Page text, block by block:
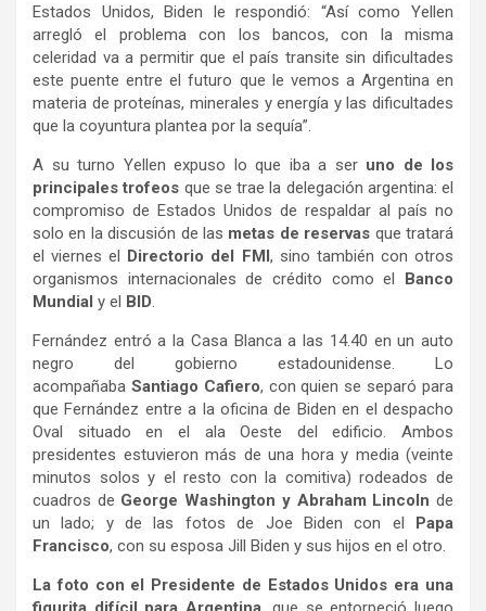
Estados Unidos, Biden le respondió: “Así como Yellen
arregló el problema con los bancos, con la misma
celeridad va a permitir que el país transite sin dificultades
este puente entre el futuro que le vemos a Argentina en
materia de proteínas, minerales y energía y las dificultades
que la coyuntura plantea por la sequía”.
A su turno Yellen expuso lo que iba a ser uno de los
principales trofeos que se trae la delegación argentina: el
compromiso de Estados Unidos de respaldar al país no
solo en la discusión de las metas de reservas que tratará
el viernes el Directorio del FMI, sino también con otros
organismos internacionales de crédito como el Banco
Mundial y el BID.
Fernández entró a la Casa Blanca a las 14.40 en un auto
negro del gobierno estadounidense. Lo
acompañaba Santiago Cafiero, con quien se separó para
que Fernández entre a la oficina de Biden en el despacho
Oval situado en el ala Oeste del edificio. Ambos
presidentes estuvieron más de una hora y media (veinte
minutos solos y el resto con la comitiva) rodeados de
cuadros de George Washington y Abraham Lincoln de
un lado; y de las fotos de Joe Biden con el Papa
Francisco, con su esposa Jill Biden y sus hijos en el otro.
La foto con el Presidente de Estados Unidos era una